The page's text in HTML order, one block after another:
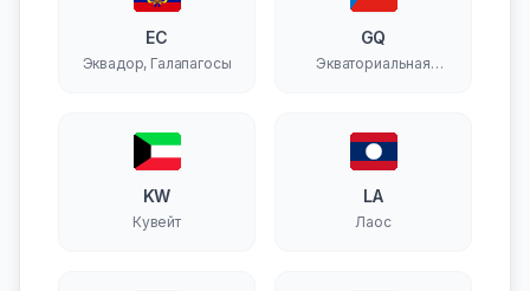
EC
Эквадор, Галапагосы
GQ
Экваториальная
KW
Кувейт
LA
Лаос